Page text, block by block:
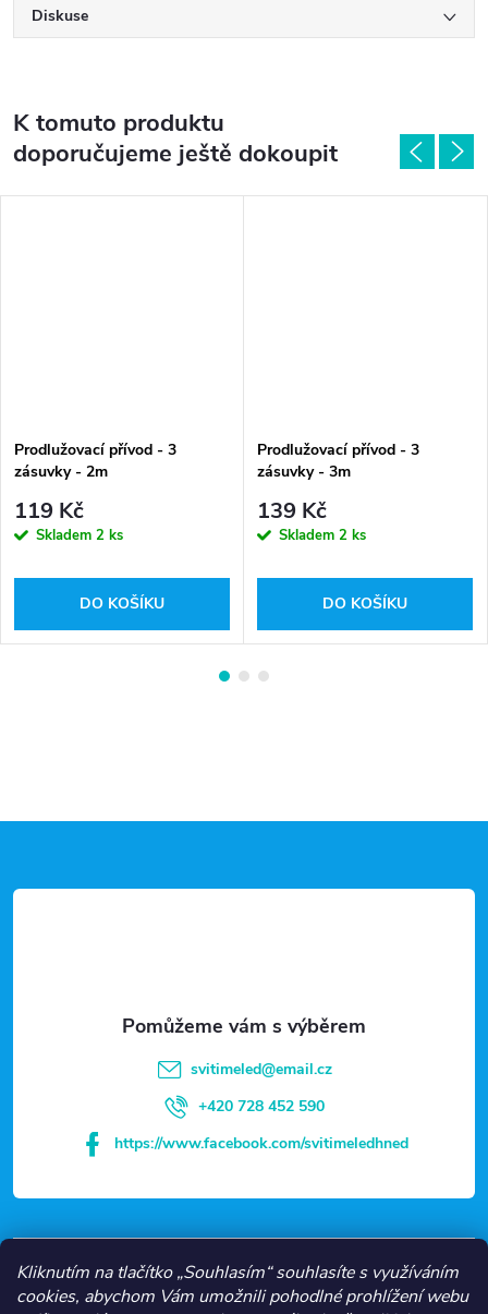
Kliknutím na tlačítko „Souhlasím“ souhlasíte s využíváním
cookies, abychom Vám umožnili pohodlné prohlížení webu
Diskuse
K tomuto produktu
doporučujeme ještě dokoupit
Prodlužovací přívod - 3
zásuvky - 2m
119 Kč
Skladem 2 ks
DO KOŠÍKU
Prodlužovací přívod - 3
zásuvky - 3m
139 Kč
Skladem 2 ks
DO KOŠÍKU
á
VŠE O NÁKUPU
svitimeled@email.cz
+420 728 452 590
https://www.facebook.com/svitimeledhned